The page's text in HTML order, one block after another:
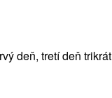
deň, tretí deň trikrát